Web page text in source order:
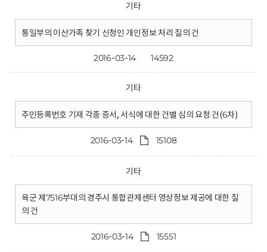
기타
통일부의 이산가족 찾기 신청인 개인정보 처리 질의 건
2016-03-14 14592
기타
주민등록번호 기재 각종 증서, 서식에 대한 건별 심의 요청 건(6차)
2016-03-14 15108
기타
육군 제7516부대의 경주시 통합관제센터 영상정보 제공에 대한 질
의 건
2016-03-14 15551